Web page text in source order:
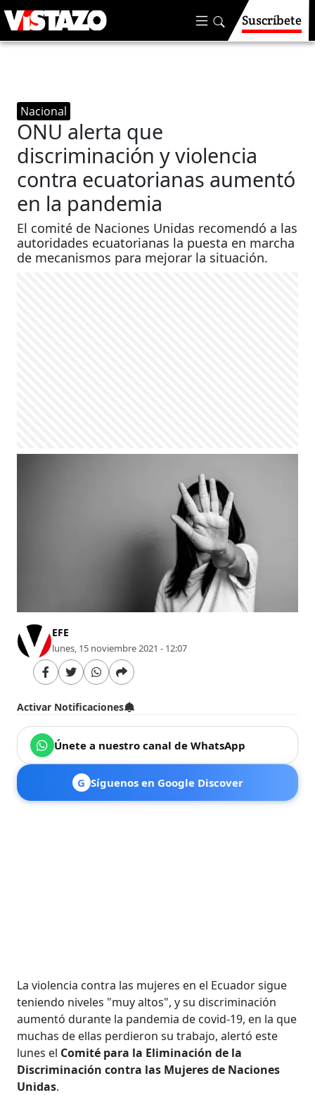
Suscríbete
Nacional
ONU alerta que
discriminación y violencia
contra ecuatorianas aumentó
en la pandemia
El comité de Naciones Unidas recomendó a las
autoridades ecuatorianas la puesta en marcha
de mecanismos para mejorar la situación.
EFE
lunes, 15 noviembre 2021 - 12:07
Activar Notificaciones
Únete a nuestro canal de WhatsApp
G Síguenos en Google Discover
La violencia contra las mujeres en el Ecuador sigue
teniendo niveles "muy altos", y su discriminación
aumentó durante la pandemia de covid-19, en la que
muchas de ellas perdieron su trabajo, alertó este
lunes el Comité para la Eliminación de la
Discriminación contra las Mujeres de Naciones
Unidas.